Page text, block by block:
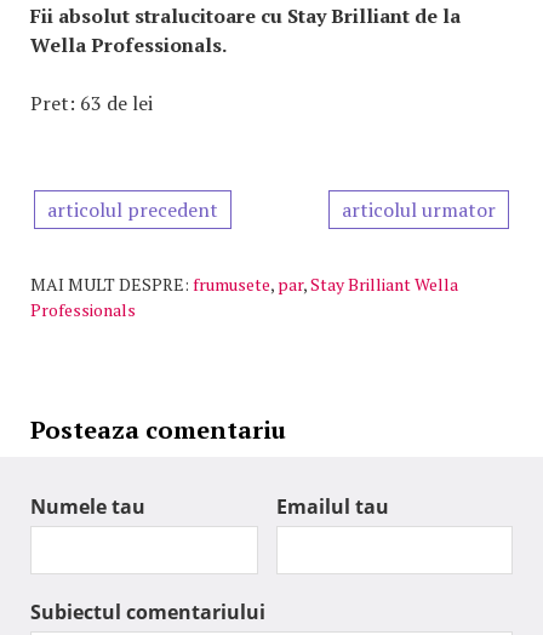
Fii absolut stralucitoare cu Stay Brilliant de la
Wella Professionals.
Pret: 63 de lei
articolul precedent articolul urmator
MAI MULT DESPRE: frumusete, par,Stay Brilliant Wella
Professionals
Posteaza comentariu
Numele tau Emailul tau
Subiectul comentariului